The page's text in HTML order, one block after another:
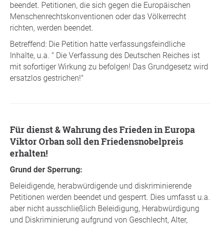
beendet. Petitionen, die sich gegen die Europäischen
Menschenrechtskonventionen oder das Völkerrecht
richten, werden beendet.
Betreffend: Die Petition hatte verfassungsfeindliche
Inhalte, u.a. " Die Verfassung des Deutschen Reiches ist
mit sofortiger Wirkung zu befolgen! Das Grundgesetz wird
ersatzlos gestrichen!"
Für dienst & Wahrung des Frieden in Europa
Viktor Orban soll den Friedensnobelpreis
erhalten!
Grund der Sperrung:
Beleidigende, herabwürdigende und diskriminierende
Petitionen werden beendet und gesperrt. Dies umfasst u.a.
aber nicht ausschließlich Beleidigung, Herabwürdigung
und Diskriminierung aufgrund von Geschlecht, Alter,